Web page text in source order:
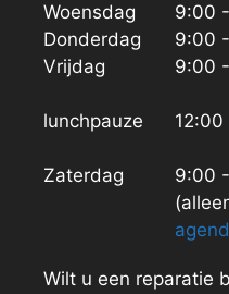
Woensdag
Donderdag
Vrijdag
lunchpauze
Zaterdag
9:00
9:00
9:00
9:00
Wilt u een reparatie